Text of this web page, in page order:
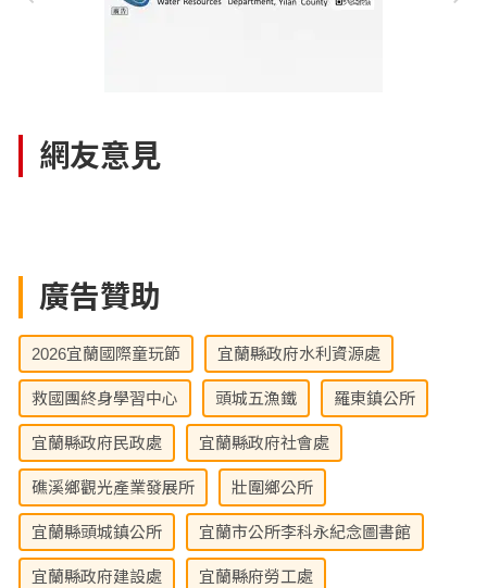
網友意見
廣告贊助
2026宜蘭國際童玩節 宜蘭縣政府水利資源處
救國團終身學習中心 頭城五漁鐵 羅東鎮公所
宜蘭縣政府民政處 宜蘭縣政府社會處
礁溪鄉觀光產業發展所 壯圍鄉公所
宜蘭縣頭城鎮公所 宜蘭市公所李科永紀念圖書館
宜蘭縣政府建設處 宜蘭縣府勞工處